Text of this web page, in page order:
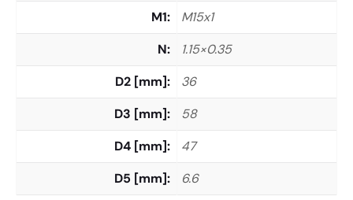
M1
M15x1
N
1.15×0.35
D2 [mm]
36
D3 [mm]
58
D4 [mm]
47
D5 [mm]
6.6